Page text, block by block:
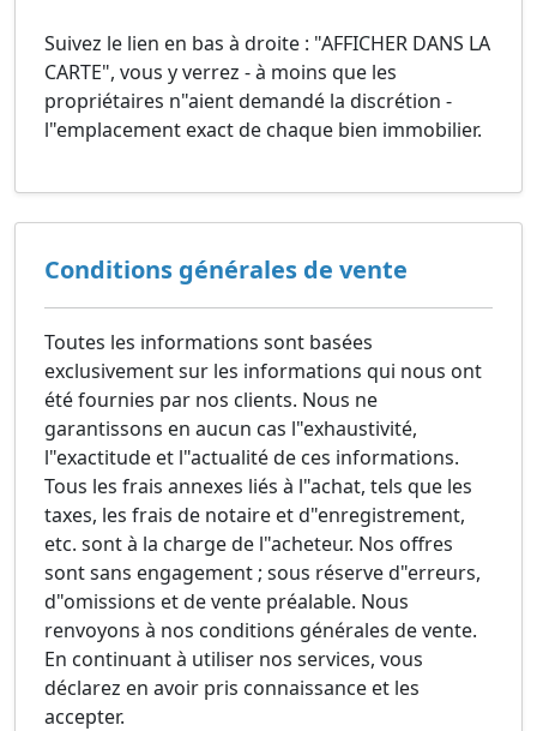
Suivez le lien en bas à droite : "AFFICHER DANS LA
CARTE", vous y verrez - à moins que les
propriétaires n"aient demandé la discrétion -
l"emplacement exact de chaque bien immobilier.
Conditions générales de vente
Toutes les informations sont basées
exclusivement sur les informations qui nous ont
été fournies par nos clients. Nous ne
garantissons en aucun cas l"exhaustivité,
l"exactitude et l"actualité de ces informations.
Tous les frais annexes liés à l"achat, tels que les
taxes, les frais de notaire et d"enregistrement,
etc. sont à la charge de l"acheteur. Nos offres
sont sans engagement ; sous réserve d"erreurs,
d"omissions et de vente préalable. Nous
renvoyons à nos conditions générales de vente.
En continuant à utiliser nos services, vous
déclarez en avoir pris connaissance et les
accepter.